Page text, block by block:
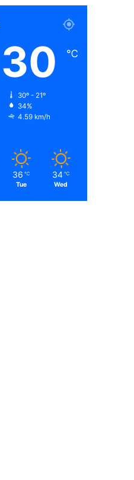
30 ℃
30º - 21º
34%
4.59 km/h
36 ℃
Tue
34 ℃
Wed